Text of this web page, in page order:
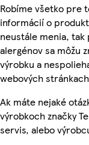
Robíme všetko pre
informácií o
neustále menia, tak
alergénov sa môžu
výrobku a
webových
Ak máte nejaké
výrobkoch značky
servis, alebo